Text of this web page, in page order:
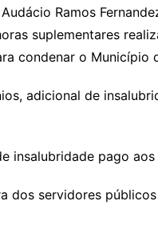
Ramos
suplementares
condenar o Município
adicional de
insalubridade pago
servidores